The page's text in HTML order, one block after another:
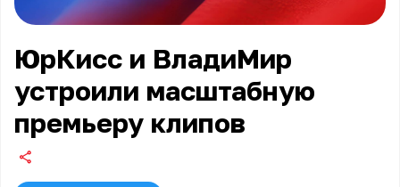
ЮрКисс и ВладиМир
устроили масштабную
премьеру клипов